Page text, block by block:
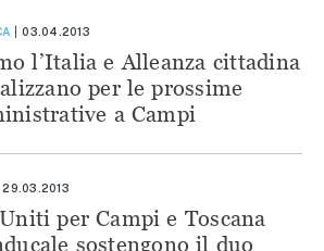
03.04.2013
l’Italia e Alleanza cittadina
per le prossime
a Campi
29.03.2013
per Campi e Toscana
sostengono il duo